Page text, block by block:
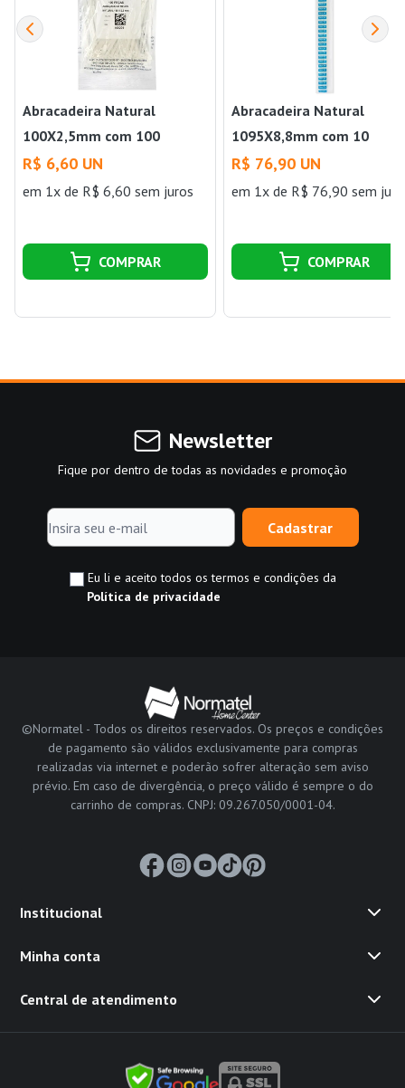
Abracadeira Natural
100X2,5mm com 100
Frontec
R$ 6,60 UN
em 1x de R$ 6,60 sem juros
COMPRAR
Abracadeira Natural
1095X8,8mm com 10
Frontec
R$ 76,90 UN
em 1x de R$ 76,90 sem
COMPRAR
Newsletter
Fique por dentro de todas as novidades e promoção
Cadastrar
Eu li e aceito todos os termos e condições da
Política de privacidade
©Normatel - Todos os direitos reservados. Os preços e condições
de pagamento são válidos exclusivamente para compras
realizadas via internet e poderão sofrer alteração sem aviso
prévio. Em caso de divergência, o preço válido é sempre o do
carrinho de compras. CNPJ: 09.267.050/0001-04.
Institucional
Minha conta
Central de atendimento